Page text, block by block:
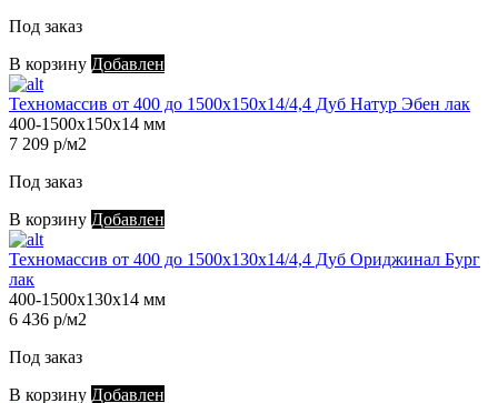
Под заказ
В корзину Добавлен
Техномассив от 400 до 1500х150х14/4,4 Дуб Натур Эбен лак
400-1500х150х14 мм
7 209 р/м2
Под заказ
В корзину Добавлен
Техномассив от 400 до 1500х130х14/4,4 Дуб Ориджинал Бург
лак
400-1500х130х14 мм
6 436 р/м2
Под заказ
В корзину Добавлен